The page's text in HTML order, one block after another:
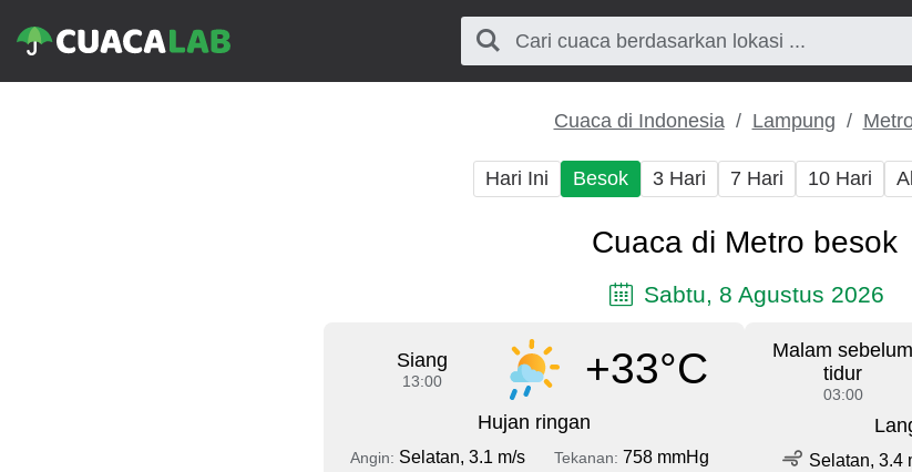
Cuaca di Indonesia Lampung
Hari Ini Besok 3 Hari 7 Hari 10 Hari
Cuaca di Metro besok
Sabtu, 8 Agustus 2026
Siang
13:00 +33°C
Hujan ringan
Angin: Selatan, 3.1 m/s Tekanan: 758 mmHg
Malam sebelum
tidur
03:00
Selatan, 3.4